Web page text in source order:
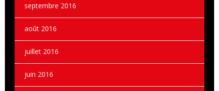
septembre 2016
août 2016
juillet 2016
juin 2016